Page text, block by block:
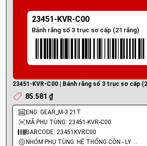
23451-KVR-C00
Bánh răng số 3 trục sơ cấp (21 răng)
23451-KVR-C00 | Bánh răng số 3 trục sơ cấp
85.581 ₫
ENG: GEAR_M-3 21T
MÃ PHỤ TÙNG: 23451-KVR-C00
BARCODE: 23451KVRC00
NHÓM PHỤ TÙNG: HỆ THỐNG CÔN - LY HỢP - TRỤC SỐ - BÁNH RĂNG